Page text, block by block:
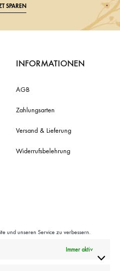
und unseren Service zu verbessern.
Immer aktiv
SPAREN
INFORMATIONEN
AGB
Zahlungsarten
Versand & Lieferung
Widerrufsbelehrung
manukahonig.de